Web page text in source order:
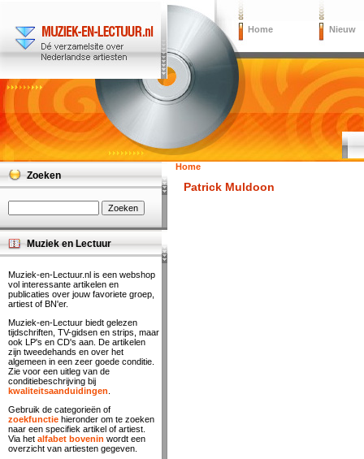
Home Nieuw
Home
Patrick Muldoon
Zoeken
Muziek en Lectuur
Muziek-en-Lectuur.nl is een webshop
vol interessante artikelen en
publicaties over jouw favoriete groep,
artiest of BN'er.
Muziek-en-Lectuur biedt gelezen
tijdschriften, TV-gidsen en strips, maar
ook LP's en CD's aan. De artikelen
zijn tweedehands en over het
algemeen in een zeer goede conditie.
Zie voor een uitleg van de
conditiebeschrijving bij
kwaliteitsaanduidingen
Gebruik de categorieën of
zoekfunctie hieronder om te zoeken
naar een specifiek artikel of artiest.
Via het alfabet bovenin wordt een
overzicht van artiesten gegeven.